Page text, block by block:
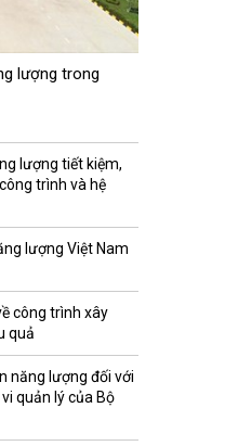
lượng trong
lượng tiết kiệm,
trình và hệ
lượng Việt Nam
công trình xây
quả
năng lượng đối với
quản lý của Bộ